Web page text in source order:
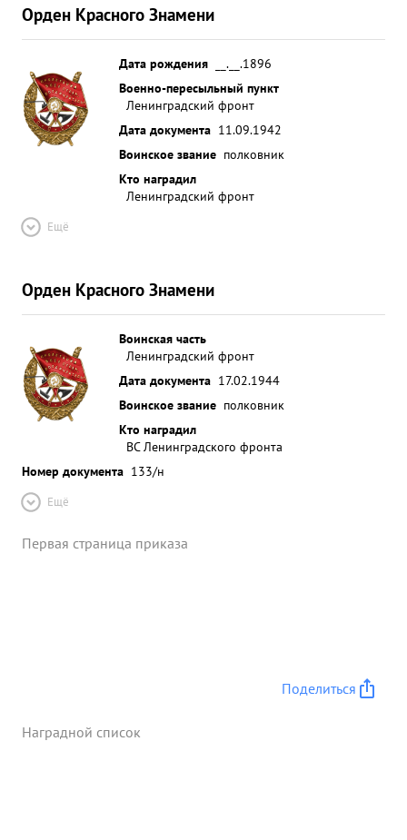
боевых условиях передавая свой боевой опыт и
знания в подготовке стрелковых по дразделений.
Несмотря на преклонный возраст большую часть
своего времени находится в частях, оказывая
практическую помощь в организации боевой
подготовки частей и подразделений. За
проявленное мужество в борьбе за
Социалистическую Родину и хорошую
организацию боевой подготовки в частях Армии,
награды ОРДЕНА КРАСНОГО ЗНАМЕНИ. ...»
Орден Красного Знамени
Дата рождения
__.__.1896
Военно-пересыльный пункт
Ленинградский фронт
Дата документа 11.09.1942
Воинское звание полковник
Кто наградил
Ленинградский фронт
Ещё
Орден Красного Знамени
Воинская часть
Ленинградский фронт
Дата документа 17.02.1944
Воинское звание полковник
Кто наградил
ВС Ленинградского фронта
Номер документа 133/н
Ещё
Первая страница приказа
Поделиться
Наградной список